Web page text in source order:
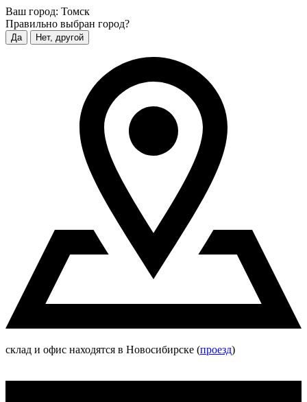
Ваш город: Томск
Правильно выбран город?
Да Нет, другой
склад и офис находятся в Новосибирске (проезд)